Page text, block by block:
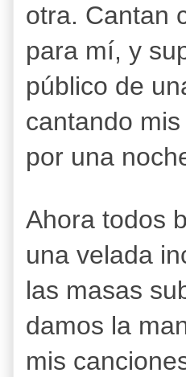
otra. Cantan
para mí, y
público de
cantando
por una
Ahora todos
una velada
las masas
damos la
mis